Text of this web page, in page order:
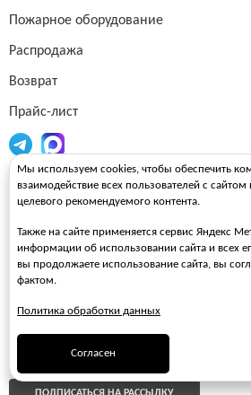
Пожарное оборудование
Распродажа
Возврат
Прайс-лист
Огнетушители
Пожарные стволы
Пожарные шкафы
FAQ
Мы используем cookies, чтобы обеспечить
взаимодействие всех пользователей с сайтом
целевого рекомендуемого контента.
Также на сайте применяется сервис Яндекс
информации об использовании сайта и всех
вы продолжаете использование сайта, вы
фактом.
Политика обработки данных
Согласен